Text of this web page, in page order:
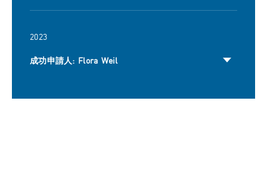
2023
成功申請人: Flora Weil